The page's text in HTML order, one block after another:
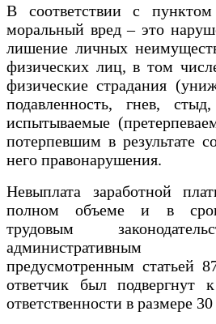
В соответствии с
моральный вред – это
лишение личных
физических лиц, в том
физические страдания
подавленность, гнев,
испытываемые
потерпевшим в результате
него правонарушения.
Невыплата заработной
полном объеме и в
трудовым
административным
предусмотренным статьей
ответчик был подвергнут
ответственности в размере